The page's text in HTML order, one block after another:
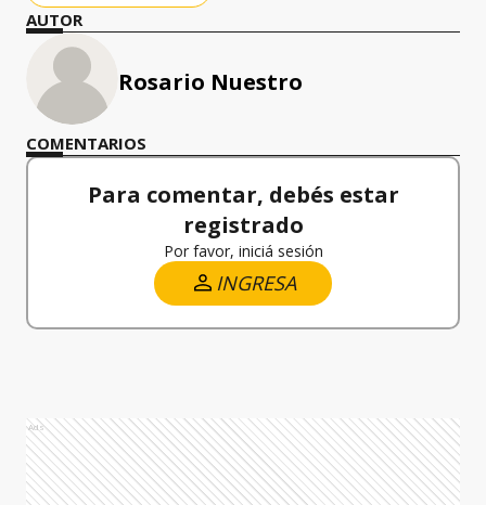
AUTOR
Rosario Nuestro
COMENTARIOS
Para comentar, debés estar
registrado
Por favor, iniciá sesión
INGRESA
Ads